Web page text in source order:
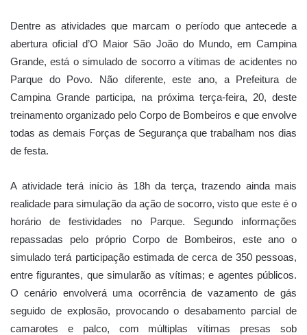
Dentre as atividades que marcam o período que antecede a
abertura oficial d’O Maior São João do Mundo, em Campina
Grande, está o simulado de socorro a vítimas de acidentes no
Parque do Povo. Não diferente, este ano, a Prefeitura de
Campina Grande participa, na próxima terça-feira, 20, deste
treinamento organizado pelo Corpo de Bombeiros e que envolve
todas as demais Forças de Segurança que trabalham nos dias
de festa.
A atividade terá início às 18h da terça, trazendo ainda mais
realidade para simulação da ação de socorro, visto que este é o
horário de festividades no Parque. Segundo informações
repassadas pelo próprio Corpo de Bombeiros, este ano o
simulado terá participação estimada de cerca de 350 pessoas,
entre figurantes, que simularão as vítimas; e agentes públicos.
O cenário envolverá uma ocorrência de vazamento de gás
seguido de explosão, provocando o desabamento parcial de
camarotes e palco, com múltiplas vítimas presas sob